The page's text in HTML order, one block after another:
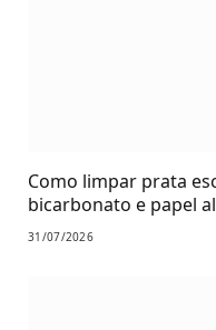
Como limpar prata
bicarbonato e papel
31/07/2026